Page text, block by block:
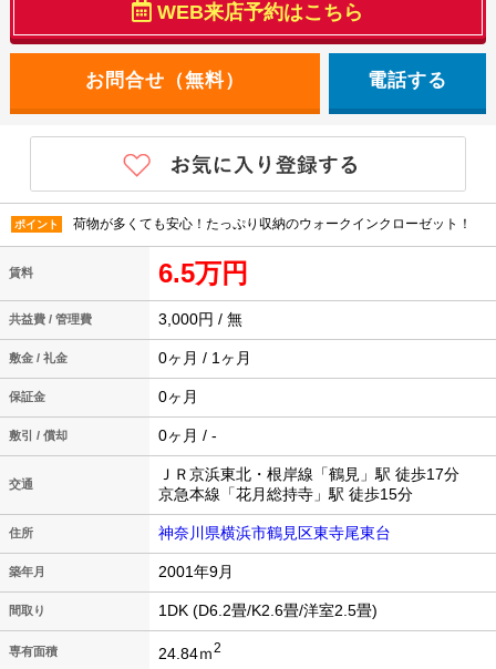
WEB来店予約はこちら
電話する
ポイント 荷物が多くても安心！たっぷり収納のウォークインクローゼット！
賃料 6.5万円
共益費 / 管理費 3,000円 / 無
敷金 / 礼金 0ヶ月 / 1ヶ月
保証金 0ヶ月
敷引 / 償却 0ヶ月 / -
交通
ＪＲ京浜東北・根岸線「鶴見」駅 徒歩17分
京急本線「花月総持寺」駅 徒歩15分
住所 神奈川県横浜市鶴見区東寺尾東台
築年月 2001年9月
間取り 1DK (D6.2畳/K2.6畳/洋室2.5畳)
専有面積 24.84ｍ2